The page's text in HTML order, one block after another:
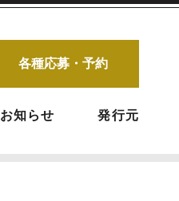
各種応募・予約
お知らせ 発行元